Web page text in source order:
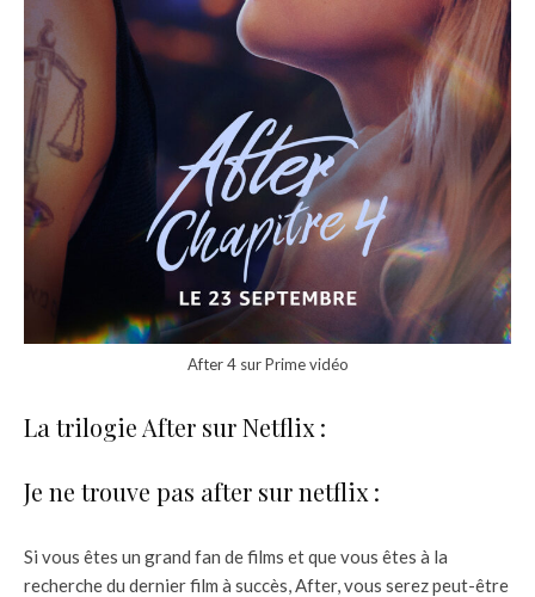
After 4 sur Prime vidéo
La trilogie After sur Netflix :
Je ne trouve pas after sur netflix :
Si vous êtes un grand fan de films et que vous êtes à la
recherche du dernier film à succès, After, vous serez peut-être